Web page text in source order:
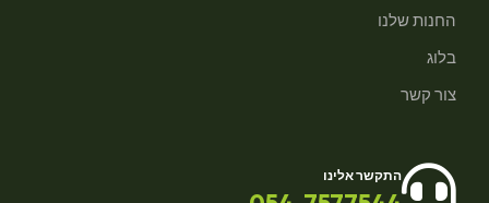
החנות שלנו
בלוג
צור קשר
התקשר אלינו